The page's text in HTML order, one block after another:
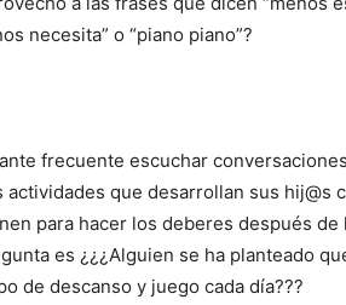
necesita” o “piano piano”?
frecuente escuchar
actividades que desarrollan sus hij@s
para hacer los deberes después de
es ¿¿¿Alguien se ha planteado
de descanso y juego cada día???